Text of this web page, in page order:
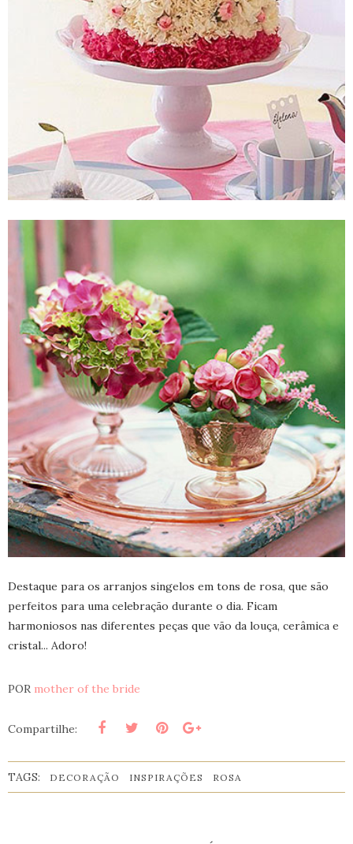
Destaque para os arranjos singelos em tons de rosa, que são
perfeitos para uma celebração durante o dia. Ficam
harmoniosos nas diferentes peças que vão da louça, cerâmica e
cristal... Adoro!
POR mother of the bride
Compartilhe:
TAGS: DECORAÇÃO INSPIRAÇÕES ROSA